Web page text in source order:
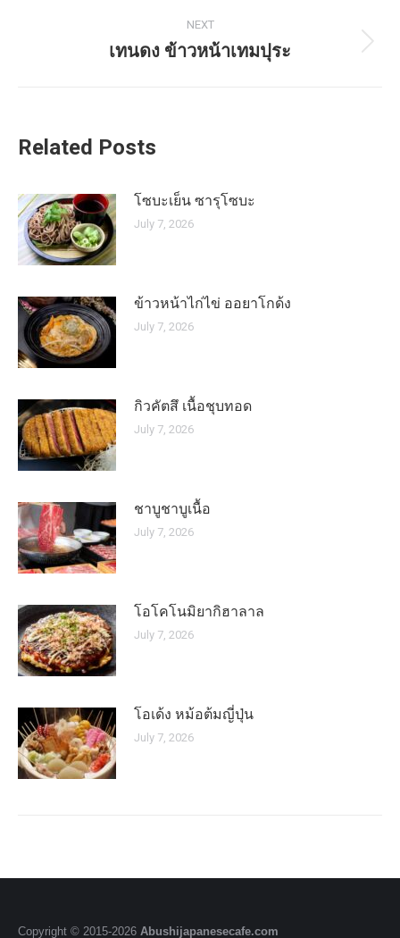
NEXT
Next
เทนดง ข้าวหน้าเทมปุระ
Related Posts
โซบะเย็น ซารุโซบะ
July 7, 2026
ข้าวหน้าไก่ไข่ ออยาโกด้ง
July 7, 2026
กิวคัตสึ เนื้อชุบทอด
July 7, 2026
ชาบูชาบูเนื้อ
July 7, 2026
โอโคโนมิยากิฮาลาล
July 7, 2026
โอเด้ง หม้อต้มญี่ปุ่น
July 7, 2026
Copyright © 2015-2026 Abushijapanesecafe.com